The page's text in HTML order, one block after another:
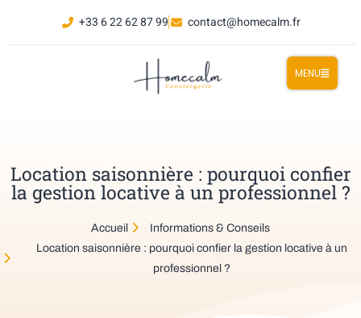
+33 6 22 62 87 99 contact@homecalm.fr
MENU
Location saisonnière : pourquoi confier
la gestion locative à un professionnel ?
Accueil
Informations & Conseils
Location saisonnière : pourquoi confier la gestion locative à un
professionnel ?